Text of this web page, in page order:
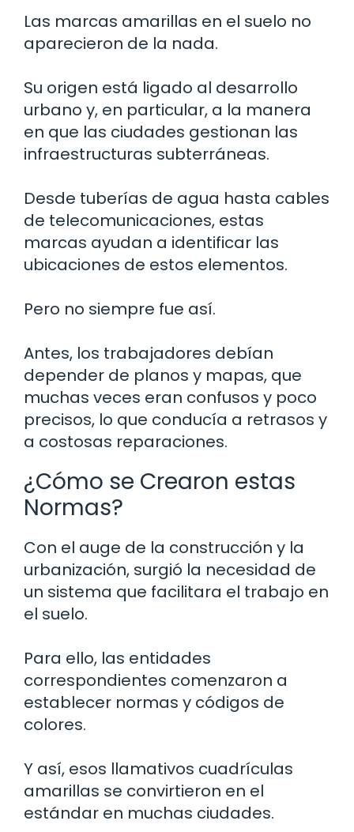
Las marcas amarillas en el suelo no
aparecieron de la nada.
Su origen está ligado al desarrollo
urbano y, en particular, a la manera
en que las ciudades gestionan las
infraestructuras subterráneas.
Desde tuberías de agua hasta cables
de telecomunicaciones, estas
marcas ayudan a identificar las
ubicaciones de estos elementos.
Pero no siempre fue así.
Antes, los trabajadores debían
depender de planos y mapas, que
muchas veces eran confusos y poco
precisos, lo que conducía a retrasos y
a costosas reparaciones.
¿Cómo se Crearon estas
Normas?
Con el auge de la construcción y la
urbanización, surgió la necesidad de
un sistema que facilitara el trabajo en
el suelo.
Para ello, las entidades
correspondientes comenzaron a
establecer normas y códigos de
colores.
Y así, esos llamativos cuadrículas
amarillas se convirtieron en el
estándar en muchas ciudades.